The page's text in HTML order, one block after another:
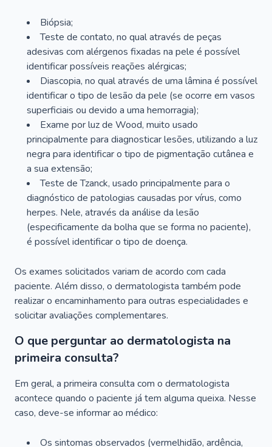
Biópsia;
Teste de contato, no qual através de peças
adesivas com alérgenos fixadas na pele é possível
identificar possíveis reações alérgicas;
Diascopia, no qual através de uma lâmina é possível
identificar o tipo de lesão da pele (se ocorre em vasos
superficiais ou devido a uma hemorragia);
Exame por luz de Wood, muito usado
principalmente para diagnosticar lesões, utilizando a luz
negra para identificar o tipo de pigmentação cutânea e
a sua extensão;
Teste de Tzanck, usado principalmente para o
diagnóstico de patologias causadas por vírus, como
herpes. Nele, através da análise da lesão
(especificamente da bolha que se forma no paciente),
é possível identificar o tipo de doença.
Os exames solicitados variam de acordo com cada
paciente. Além disso, o dermatologista também pode
realizar o encaminhamento para outras especialidades e
solicitar avaliações complementares.
O que perguntar ao dermatologista na
primeira consulta?
Em geral, a primeira consulta com o dermatologista
acontece quando o paciente já tem alguma queixa. Nesse
caso, deve-se informar ao médico:
Os sintomas observados (vermelhidão, ardência,